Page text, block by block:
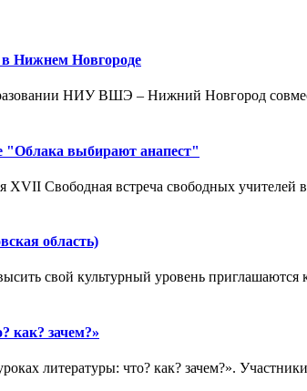
в Нижнем Новгороде
НИУ ВШЭ – Нижний Новгород
"Облака выбирают анапест"
XVII Свободная встреча свободных учителей
область)
свой культурный уровень приглашаются
как? зачем?»
литературы: что? как? зачем?».